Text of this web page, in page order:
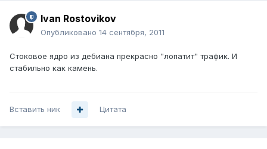
Ivan Rostovikov
Опубликовано 14 сентября, 2011
Стоковое ядро из дебиана прекрасно "лопатит" трафик. И
стабильно как камень.
Вставить ник Цитата